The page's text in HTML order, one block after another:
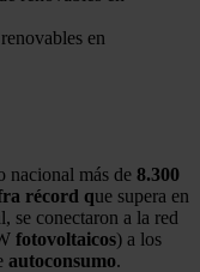
en
nacional más de 8.300
récord que supera en
se conectaron a la red
fotovoltaicos) a los
autoconsumo.